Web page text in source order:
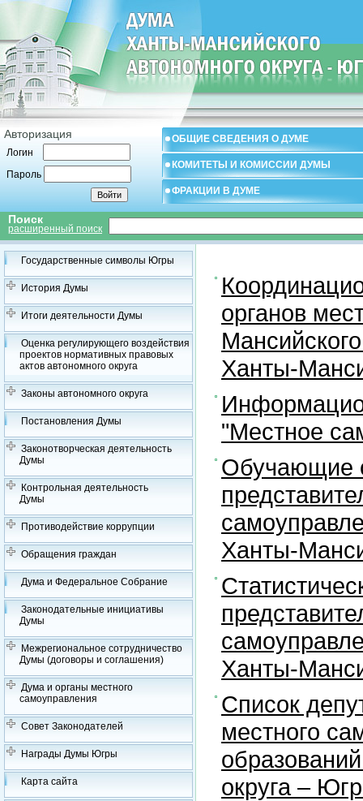
Авторизация
Логин
Пароль
ОБЩИЕ СВЕДЕНИЯ О ДУМЕ
КОМИТЕТЫ И КОМИССИИ ДУМЫ
ФРАКЦИИ В ДУМЕ
Поиск
расширенный поиск
Государственные символы Югры
История Думы
Итоги деятельности Думы
Оценка регулирующего воздействия
проектов нормативных правовых
актов автономного округа
Законы автономного округа
Постановления Думы
Законотворческая деятельность
Думы
Контрольная деятельность
Думы
Противодействие коррупции
Обращения граждан
Дума и Федеральное Собрание
Законодательные инициативы
Думы
Межрегиональное сотрудничество
Думы (договоры и соглашения)
Дума и органы местного
самоуправления
Совет Законодателей
Награды Думы Югры
Карта сайта
органов
Ханты-
"Местное
Обучающие
Ханты-
Ханты-
Список
местного
округа –